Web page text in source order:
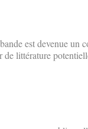
est devenue un
littérature